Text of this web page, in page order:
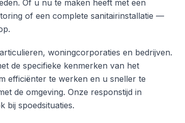
Of u nu te maken heeft met een
of een complete sanitairinstallatie —
woningcorporaties en bedrijven.
de specifieke kenmerken van het
efficiënter te werken en u sneller te
de omgeving. Onze responstijd in
bij spoedsituaties.